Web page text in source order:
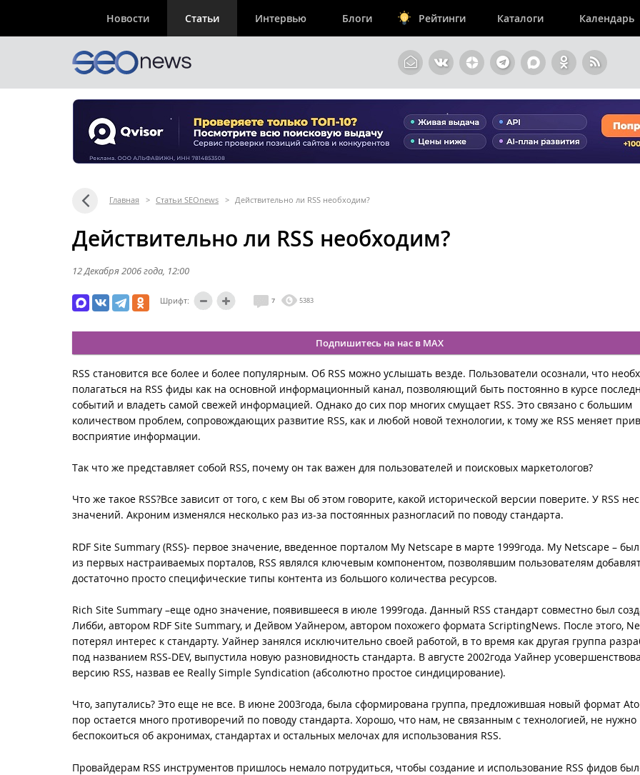
Новости Статьи Интервью Блоги Рейтинги Каталоги Календарь
Главная > Статьи SEOnews > Действительно ли RSS необходим?
Действительно ли RSS необходим?
12 Декабря 2006 года , 12:00
Шрифт: 7 5383
Подпишитесь на нас в MAX
RSS становится все более и более популярным. Об RSS можно услышать везде. Пользователи осознали, что
полагаться на RSS фиды как на основной информационный канал, позволяющий быть постоянно в курсе
событий и владеть самой свежей информацией. Однако до сих пор многих смущает RSS. Это связано с большим
количеством проблем, сопровождающих развитие RSS, как и любой новой технологии, к тому же RSS меняет
восприятие информации.
Так что же представляет собой RSS, почему он так важен для пользователей и поисковых маркетологов?
Что же такое RSS?Все зависит от того, с кем Вы об этом говорите, какой исторической версии поверите. У RSS
значений. Акроним изменялся несколько раз из-за постоянных разногласий по поводу стандарта.
RDF Site Summary (RSS)- первое значение, введенное порталом My Netscape в марте 1999года. My Netscape –
из первых настраиваемых порталов, RSS являлся ключевым компонентом, позволявшим пользователям
достаточно просто специфические типы контента из большого количества ресурсов.
Rich Site Summary –еще одно значение, появившееся в июле 1999года. Данный RSS стандарт совместно был
Либби, автором RDF Site Summary, и Дейвом Уайнером, автором похожего формата ScriptingNews. После этого,
потерял интерес к стандарту. Уайнер занялся исключительно своей работой, в то время как другая группа
под названием RSS-DEV, выпустила новую разновидность стандарта. В августе 2002года Уайнер
версию RSS, назвав ее Really Simple Syndication (абсолютно простое синдицирование).
Что, запутались? Это еще не все. В июне 2003года, была сформирована группа, предложившая новый формат
пор остается много противоречий по поводу стандарта. Хорошо, что нам, не связанным с технологией, не нужно
беспокоиться об акронимах, стандартах и остальных мелочах для использования RSS.
Провайдерам RSS инструментов пришлось немало потрудиться, чтобы создание и использование RSS фидов